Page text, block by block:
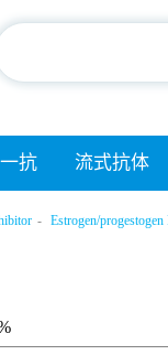
一抗 流式抗体
- Estrogen/